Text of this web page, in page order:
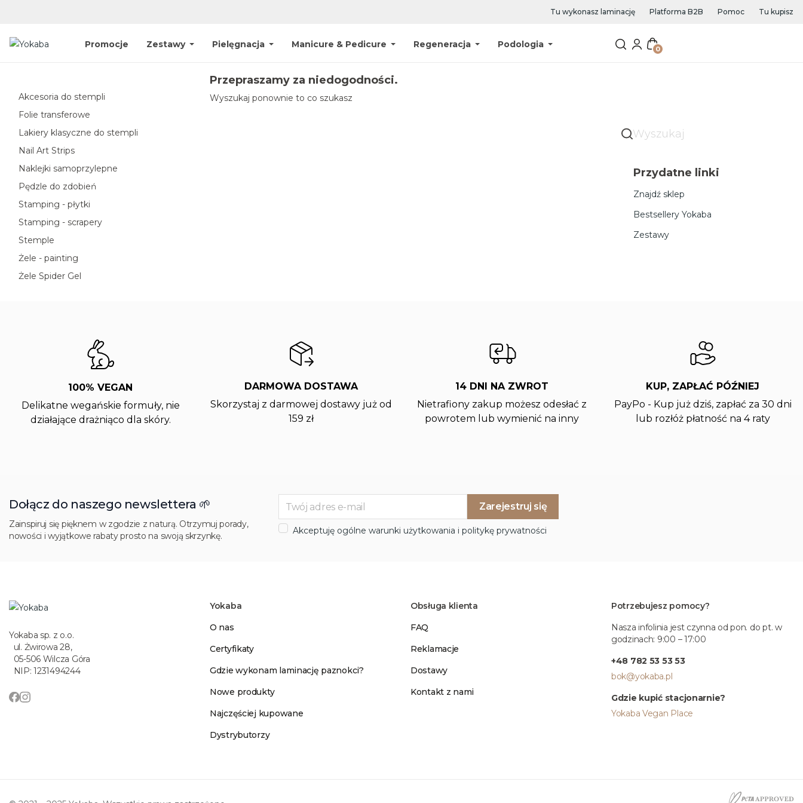
Tu wykonasz laminację Platforma B2B Pomoc Tu kupisz
Promocje Zestawy Pielęgnacja Manicure & Pedicure Regeneracja Podologia 0
Akcesoria do stempli
Folie transferowe
Lakiery klasyczne do stempli
Nail Art Strips
Naklejki samoprzylepne
Pędzle do zdobień
Stamping - płytki
Stamping - scrapery
Stemple
Żele - painting
Żele Spider Gel
Przepraszamy za niedogodności.
Wyszukaj ponownie to co szukasz
Przydatne linki
Znajdź sklep
Bestsellery Yokaba
Zestawy
100% VEGAN
Delikatne wegańskie formuły, nie
działające drażniąco dla skóry.
DARMOWA DOSTAWA
Skorzystaj z darmowej dostawy już od
159 zł
14 DNI NA ZWROT
Nietrafiony zakup możesz odesłać z
powrotem lub wymienić na inny
KUP, ZAPŁAĆ PÓŹNIEJ
PayPo - Kup już dziś, zapłać za 30 dni
lub rozłóż płatność na 4 raty
Dołącz do naszego newslettera 🌱
Zainspiruj się pięknem w zgodzie z naturą. Otrzymuj porady,
nowości i wyjątkowe rabaty prosto na swoją skrzynkę.
Akceptuję ogólne warunki użytkowania i politykę prywatności
Yokaba sp. z o.o.
ul. Żwirowa 28,
05-506 Wilcza Góra
NIP: 1231494244
Yokaba
O nas
Certyfikaty
Gdzie wykonam laminację paznokci?
Nowe produkty
Najczęściej kupowane
Dystrybutorzy
Obsługa klienta
FAQ
Reklamacje
Dostawy
Kontakt z nami
Potrzebujesz pomocy?
Nasza infolinia jest czynna od pon. do pt. w
godzinach: 9:00 – 17:00
+48 782 53 53 53
bok@yokaba.pl
Gdzie kupić stacjonarnie?
Yokaba Vegan Place